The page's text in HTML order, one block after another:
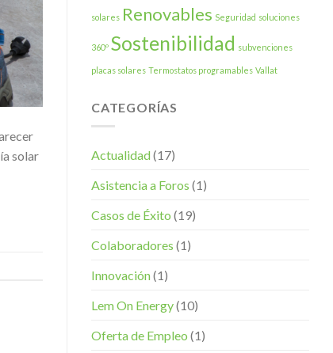
solar
solares Renovables Seguridad soluciones
360º Sostenibilidad subvenciones
placas solares Termostatos programables Vallat
CATEGORÍAS
Actualidad(17)
Asistencia a Foros (1)
Casos de Éxito (19)
Colaboradores (1)
Innovación(1)
Lem On Energy(10)
Oferta de Empleo (1)